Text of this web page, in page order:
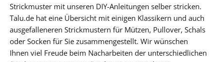
Strickmuster mit unseren DIY-Anleitungen selber stricken.
Talu.de hat eine Übersicht mit einigen Klassikern und auch
ausgefalleneren Strickmustern für Mützen, Pullover, Schals
oder Socken für Sie zusammengestellt. Wir wünschen
Ihnen viel Freude beim Nacharbeiten der unterschiedlichen